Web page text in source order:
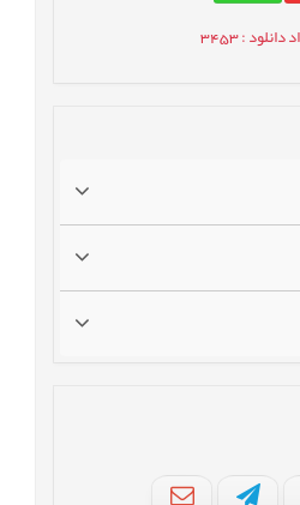
دانلود: 3453